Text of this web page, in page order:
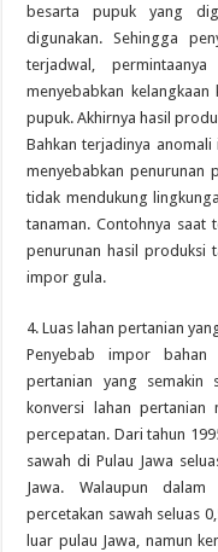
besarta pupuk yang
digunakan. Sehingga
terjadwal,
menyebabkan
pupuk. Akhirnya hasil
Bahkan terjadinya
menyebabkan penurunan
tidak mendukung
tanaman. Contohnya saat
penurunan hasil produksi
impor gula.
4. Luas lahan pertanian
Penyebab impor bahan
pertanian yang semakin
konversi lahan pertanian
percepatan. Dari tahun
sawah di Pulau Jawa
Jawa. Walaupun
percetakan sawah seluas
luar pulau Jawa, namun